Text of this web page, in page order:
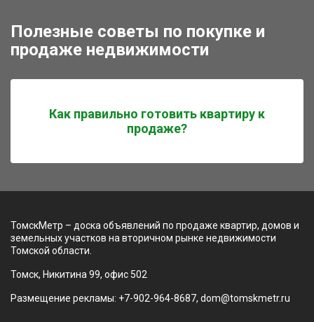
Полезные советы по покупке и
продаже недвижимости
Как правильно готовить квартиру к
продаже?
ТомскМетр – доска объявлений по продаже квартир, домов и
земельных участков на вторичном рынке недвижимости
Томской области.
Томск, Никитина 99, офис 502
Размещение рекламы: +7-902-964-8687, dom@tomskmetr.ru